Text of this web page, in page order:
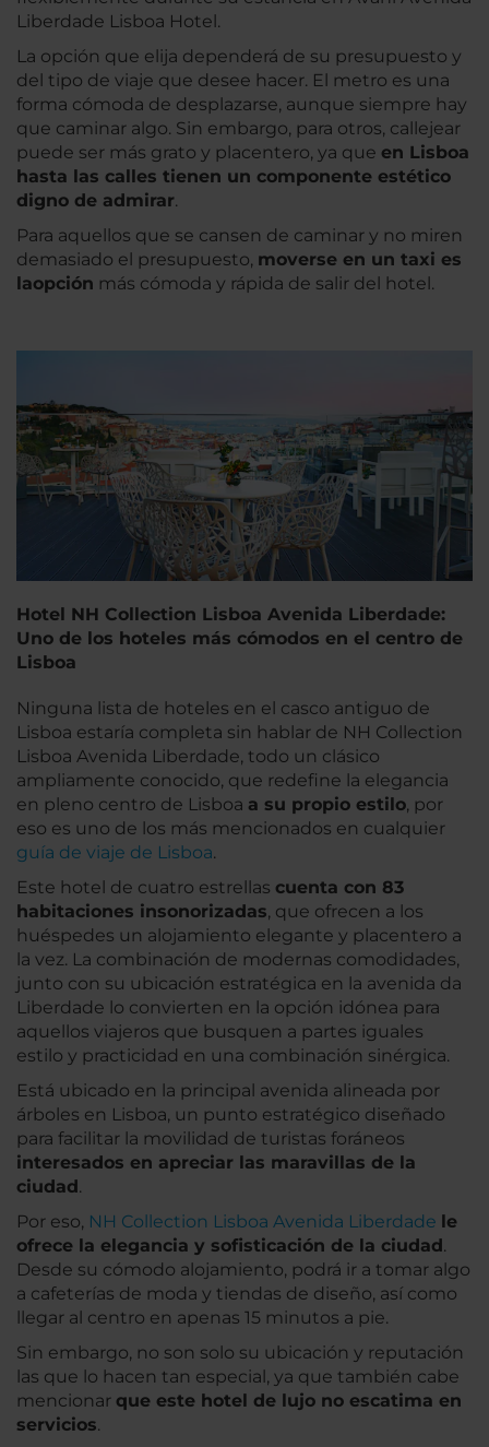
Liberdade Lisboa Hotel.
La opción que elija dependerá de su presupuesto y
del tipo de viaje que desee hacer. El metro es una
forma cómoda de desplazarse, aunque siempre hay
que caminar algo. Sin embargo, para otros, callejear
puede ser más grato y placentero, ya que en Lisboa
hasta las calles tienen un componente estético
digno de admirar.
Para aquellos que se cansen de caminar y no miren
demasiado el presupuesto, moverse en un taxi es
laopción más cómoda y rápida de salir del hotel.
Hotel NH Collection Lisboa Avenida Liberdade:
Uno de los hoteles más cómodos en el centro de
Lisboa
Ninguna lista de hoteles en el casco antiguo de
Lisboa estaría completa sin hablar de NH Collection
Lisboa Avenida Liberdade, todo un clásico
ampliamente conocido, que redefine la elegancia
en pleno centro de Lisboa a su propio estilo, por
eso es uno de los más mencionados en cualquier
guía de viaje de Lisboa.
Este hotel de cuatro estrellas cuenta con 83
habitaciones insonorizadas, que ofrecen a los
huéspedes un alojamiento elegante y placentero a
la vez. La combinación de modernas comodidades,
junto con su ubicación estratégica en la avenida da
Liberdade lo convierten en la opción idónea para
aquellos viajeros que busquen a partes iguales
estilo y practicidad en una combinación sinérgica.
Está ubicado en la principal avenida alineada por
árboles en Lisboa, un punto estratégico diseñado
para facilitar la movilidad de turistas foráneos
interesados en apreciar las maravillas de la
ciudad.
Por eso, NH Collection Lisboa Avenida Liberdade le
ofrece la elegancia y sofisticación de la ciudad.
Desde su cómodo alojamiento, podrá ir a tomar algo
a cafeterías de moda y tiendas de diseño, así como
llegar al centro en apenas 15 minutos a pie.
Sin embargo, no son solo su ubicación y reputación
las que lo hacen tan especial, ya que también cabe
mencionar que este hotel de lujo no escatima en
servicios.